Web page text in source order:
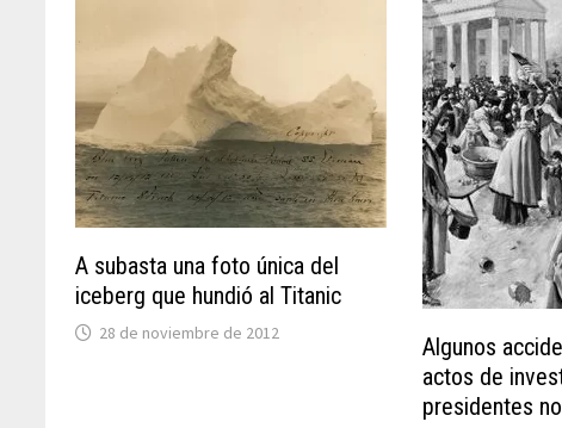
A subasta una foto única del
iceberg que hundió al Titanic
28 de noviembre de 2012
Algunos
actos de
presidentes